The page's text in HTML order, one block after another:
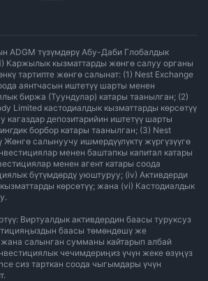
ADGM түзүмдөрү Абу-Даби Глобалдык
Каржылык кызматтарды жөнгө салуу органы
тартипте жөнгө салынат: (1) Nest Exchange
аянтчасын иштетүү шарты менен
биржа (Туундулар) катары таанылган; (2)
Limited кастодиалдык кызматтарды көрсөтүү
кагаздар депозитарийин иштетүү шарты
борбор катары таанылган; (3) Nest
Жөнгө салынуучу ишмердүүлүктү жүргүзүүгө
менен баштапкы капитал катары
менен агент катары соода
бүтүмдөрдү уюштуруу; (iv) Активдерди
көрсөтүү; жана (vi) Кастодиалдык
Виртуалдык активдердин баасы туруксуз
баасы төмөндөшү же
салынган сумманы кайтарып албай
чечимдериңиз үчүн жеке өзүңүз
сиз тарткан соода чыгымдары үчүн